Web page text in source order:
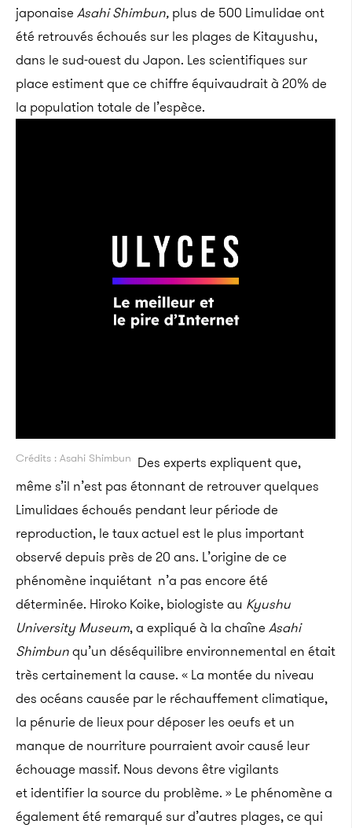
japonaise Asahi Shimbun, plus de 500 Limulidae ont
été retrouvés échoués sur les plages de Kitayushu,
dans le sud-ouest du Japon. Les scientifiques sur
place estiment que ce chiffre équivaudrait à 20% de
la population totale de l’espèce.
Crédits : Asahi Shimbun Des experts expliquent que,
même s’il n’est pas étonnant de retrouver quelques
Limulidaes échoués pendant leur période de
reproduction, le taux actuel est le plus important
observé depuis près de 20 ans. L’origine de ce
phénomène inquiétant n’a pas encore été
déterminée. Hiroko Koike, biologiste au Kyushu
University Museum, a expliqué à la chaîne Asahi
Shimbunqu’un déséquilibre environnemental en était
très certainement la cause. « La montée du niveau
des océans causée par le réchauffement climatique,
la pénurie de lieux pour déposer les oeufs et un
manque de nourriture pourraient avoir causé leur
échouage massif. Nous devons être vigilants
et identifier la source du problème. » Le phénomène a
également été remarqué sur d’autres plages, ce qui